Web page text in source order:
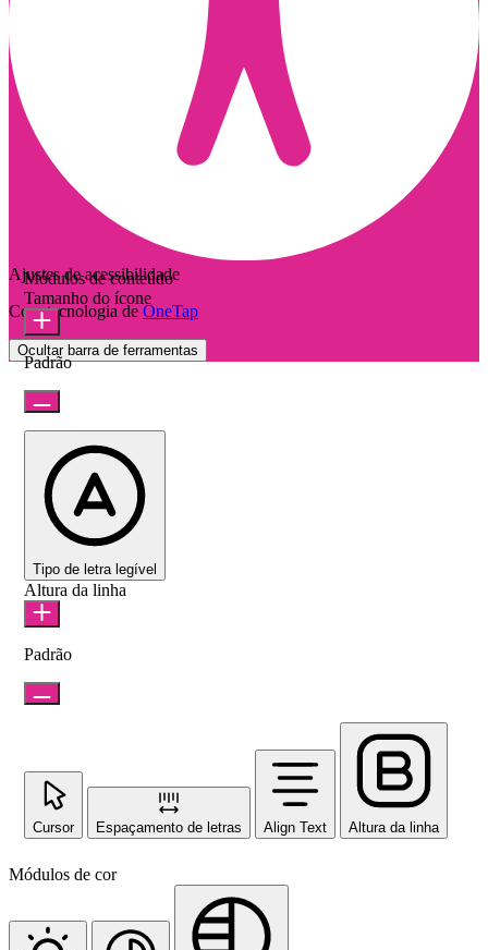
Ajustes de acessibilidade
Com tecnologia de OneTap
Ocultar barra de ferramentas
Módulos de conteúdo
Tamanho do ícone
Padrão
Tipo de letra legível
Altura da linha
Padrão
Cursor Espaçamento de letras Align Text Altura da linha
Módulos de cor